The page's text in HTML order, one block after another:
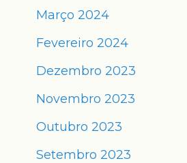
Março 2024
Fevereiro 2024
Dezembro 2023
Novembro 2023
Outubro 2023
Setembro 2023